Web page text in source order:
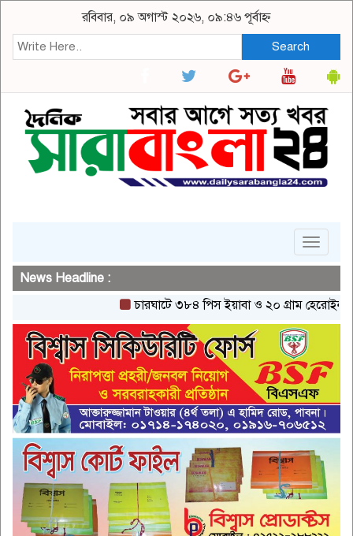
রবিবার, ০৯ অগাস্ট ২০২৬, ০৯:৪৬ পূর্বাহ্ন
Search
Toggle
News Headline :
চারঘাটে ৩৮৪ পিস ইয়াবা ও ২০ গ্রাম হেরোইনসহ